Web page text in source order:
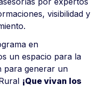
visibilidad y
en
un espacio para la
para generar un
¡Que vivan los